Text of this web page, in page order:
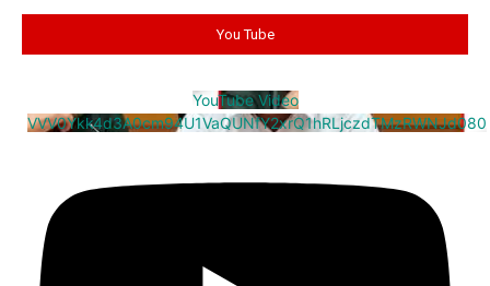
You Tube
YouTube Video
VVV0Ykk4d3A0cm94U1VaQUNfY2xrQ1hRLjczdTMzRWNJd080